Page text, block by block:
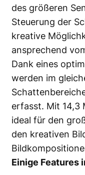
des größeren
Steuerung der
kreative
ansprechend
Dank eines
werden im
erfasst. Mit 14,3
ideal für den
den kreativen
Einige Features